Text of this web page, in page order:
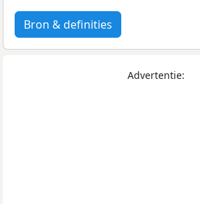
Bron & definities
Advertentie: